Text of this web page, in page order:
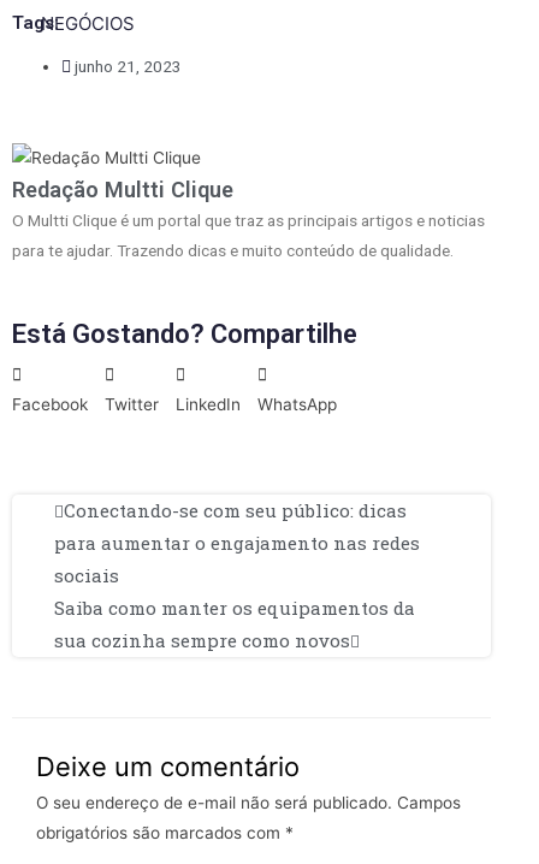
Tags:NEGÓCIOS
junho 21, 2023
Redação Multti Clique
O Multti Clique é um portal que traz as principais artigos e noticias
para te ajudar. Trazendo dicas e muito conteúdo de qualidade.
Está Gostando? Compartilhe
Facebook Twitter LinkedIn WhatsApp
Conectando-se com seu público: dicas
para aumentar o engajamento nas redes
sociais
Saiba como manter os equipamentos da
sua cozinha sempre como novos
Deixe um comentário
O seu endereço de e-mail não será publicado. Campos
obrigatórios são marcados com *